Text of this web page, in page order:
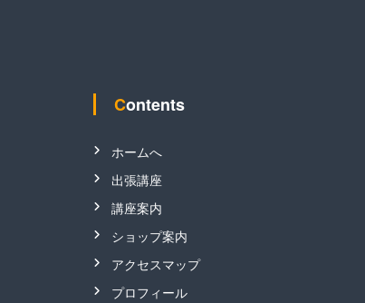
Contents
ホームへ
出張講座
講座案内
ショップ案内
アクセスマップ
プロフィール